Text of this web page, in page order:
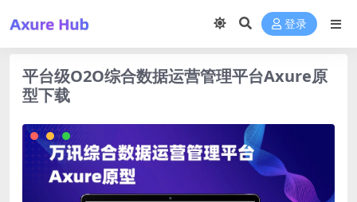
登录
平台级O2O综合数据运营管理平台Axure原
型下载